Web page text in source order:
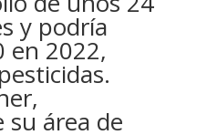
y podría
en 2022,
su área de